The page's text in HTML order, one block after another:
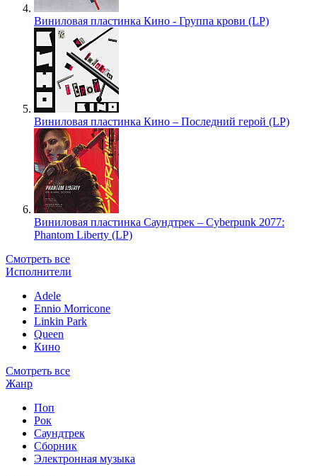
Виниловая пластинка Кино - Группа крови (LP)
Виниловая пластинка Кино – Последний герой (LP)
Виниловая пластинка Саундтрек – Cyberpunk 2077:
Phantom Liberty (LP)
Смотреть все
Исполнители
Adele
Ennio Morricone
Linkin Park
Queen
Кино
Смотреть все
Жанр
Поп
Рок
Саундтрек
Сборник
Электронная музыка